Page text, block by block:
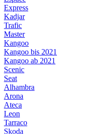
Express
Kadjar
Trafic
Master
Kangoo
Kangoo bis 2021
Kangoo ab 2021
Scenic
Seat
Alhambra
Arona
Ateca
Leon
Tarraco
Skoda